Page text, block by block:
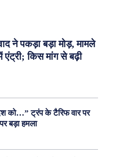
ने पकड़ा बड़ा मोड़, मामले
एंट्री; किस मांग से बढ़ी
को…” ट्रंप के टैरिफ वार पर
बड़ा हमला